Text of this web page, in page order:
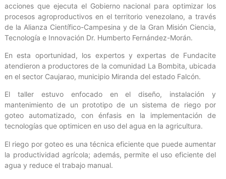
acciones que ejecuta el Gobierno nacional para optimizar los
procesos agroproductivos en el territorio venezolano, a través
de la Alianza Científico-Campesina y de la Gran Misión Ciencia,
Tecnología e Innovación Dr. Humberto Fernández-Morán.
En esta oportunidad, los expertos y expertas de Fundacite
atendieron a productores de la comunidad La Bombita, ubicada
en el sector Caujarao, municipio Miranda del estado Falcón.
El taller estuvo enfocado en el diseño, instalación y
mantenimiento de un prototipo de un sistema de riego por
goteo automatizado, con énfasis en la implementación de
tecnologías que optimicen en uso del agua en la agricultura.
El riego por goteo es una técnica eficiente que puede aumentar
la productividad agrícola; además, permite el uso eficiente del
agua y reduce el trabajo manual.